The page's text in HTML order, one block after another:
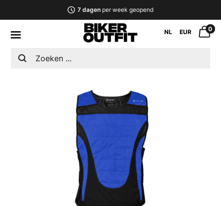
7 dagenper week geopend
NL EUR 0